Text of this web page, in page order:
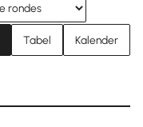
Tabel Kalender